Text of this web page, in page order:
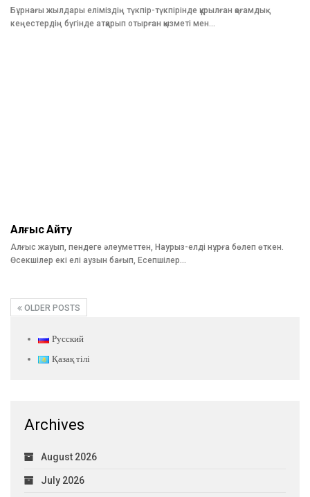
Бұрнағы жылдары еліміздің түкпір-түкпірінде құрылған қоғамдық
кеңестердің бүгінде атқарып отырған қызметі мен…
Алғыс Айту
Алғыс жауып, пендеге әлеуметтен, Наурыз-елді нұрға бөлеп өткен.
Өсекшілер екі елі аузын бағып, Есепшілер…
OLDER POSTS
Русский
Қазақ тілі
Archives
August 2026
July 2026